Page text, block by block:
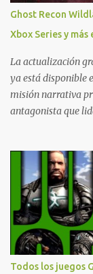
actualizaciones
- Argentina
Ofertas - Estados
Xbox One también
Ghost Recon
Xbox Series y más
La actualización
ya está disponible
misión narrativa
antagonista que
Predator , uno de
junto con
juego. Uno de los
gran cantidad de
es posible ocultar
trayectorias de
interactivos,
Todos los juegos